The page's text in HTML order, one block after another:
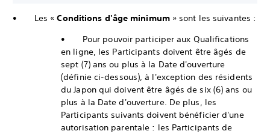
• Les «Conditions d'âge minimum» sont les suivantes :
• Pour pouvoir participer aux Qualifications
en ligne, les Participants doivent être âgés de
sept (7) ans ou plus à la Date d'ouverture
(définie ci-dessous), à l'exception des résidents
du Japon qui doivent être âgés de six (6) ans ou
plus à la Date d'ouverture. De plus, les
Participants suivants doivent bénéficier d'une
autorisation parentale : les Participants de